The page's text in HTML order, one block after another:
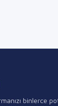
binlerce